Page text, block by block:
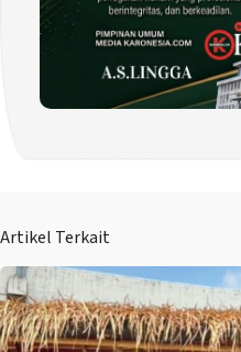
Artikel Terkait